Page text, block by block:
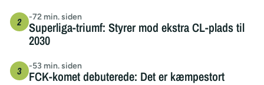
-72 min. siden
Superliga-triumf: Styrer mod ekstra CL-plads til
2030
-53 min. siden
FCK-komet debuterede: Det er kæmpestort